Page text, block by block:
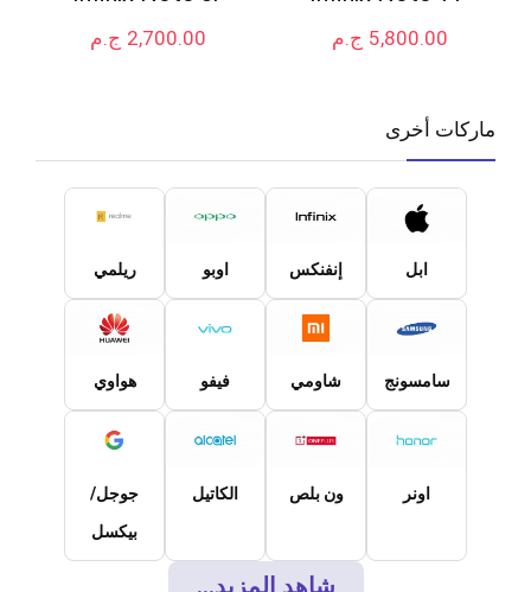
ج.م 5,800.00 ج.م 2,700.00
ماركات أخرى
ابل إنفنكس اوبو ريلمي
سامسونج شاومي فيفو هواوي
اونر ون بلص الكاتيل
جوجل/
بيكسل
شاهد المزيد...